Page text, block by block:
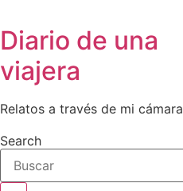
Diario de una
viajera
Relatos a través de mi cámara
Search